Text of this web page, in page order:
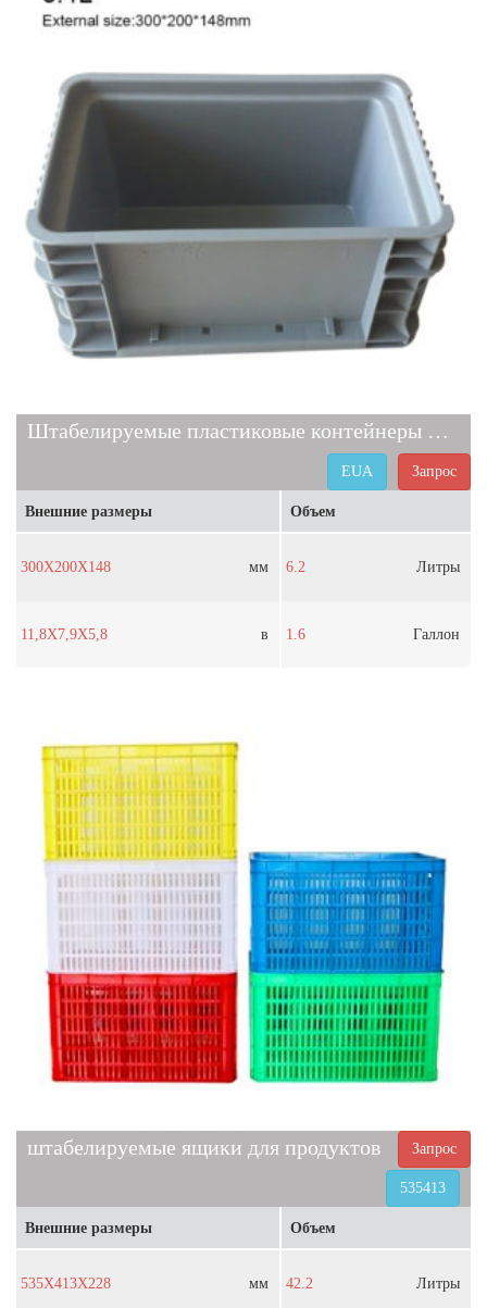
Штабелируемые пластиковые контейнеры для хранения EUA
Запрос
EUA
Внешние размеры
300X200X148 мм
11,8X7,9X5,8 в
Объем
6.2 Литры
1.6 Галлон
штабелируемые ящики для продуктов Запрос
535413
Внешние размеры
535X413X228 мм
Объем
42.2 Литры